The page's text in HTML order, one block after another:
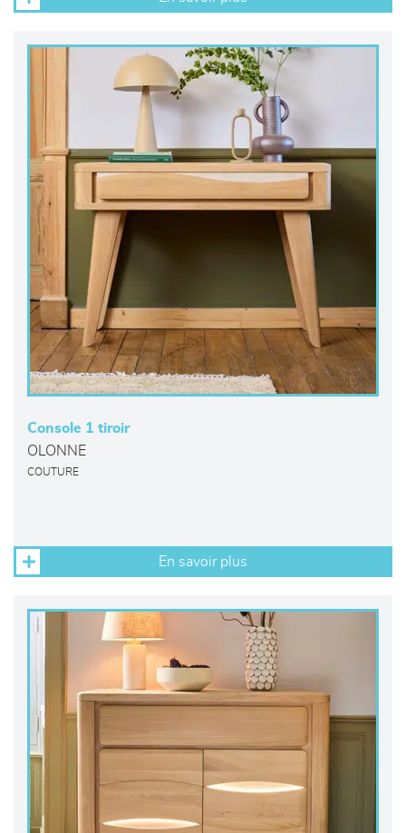
Console 1 tiroir
OLONNE
COUTURE
En savoir plus